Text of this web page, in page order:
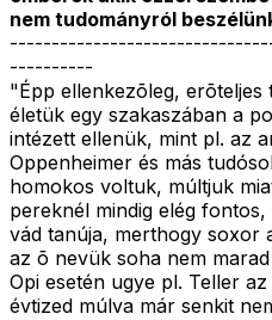
nem tudományról
----------
"Épp ellenkezõleg, erõteljes
életük egy szakaszában a
intézett ellenük, mint pl. az
Oppenheimer és más
homokos voltuk, múltjuk
pereknél mindig elég
vád tanúja, merthogy soxor
az õ nevük soha nem
Opi esetén ugye pl. Teller
évtized múlva már senkit